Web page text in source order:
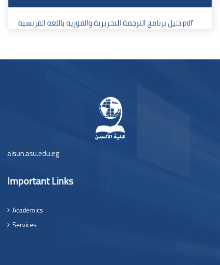
دليل برنامج الترجمة التحريرية والفورية باللغة الفرنسية.pdf
alsun.asu.edu.eg
Important Links
Academics
Services